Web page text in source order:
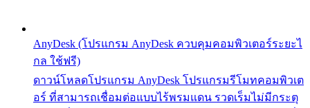
AnyDesk (โปรแกรม AnyDesk ควบคุมคอมพิวเตอร์ระยะไ
กล ใช้ฟรี)
ดาวน์โหลดโปรแกรม AnyDesk โปรแกรมรีโมทคอมพิวเต
อร์ ที่สามารถเชื่อมต่อแบบไร้พรมแดน รวดเร็มไม่มีกระตุ